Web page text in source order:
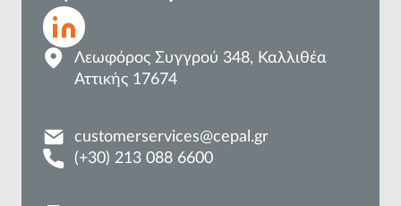
Λεωφόρος Συγγρού 348, Καλλιθέα
Αττικής 17674
customerservices@cepal.gr
(+30) 213 088 6600